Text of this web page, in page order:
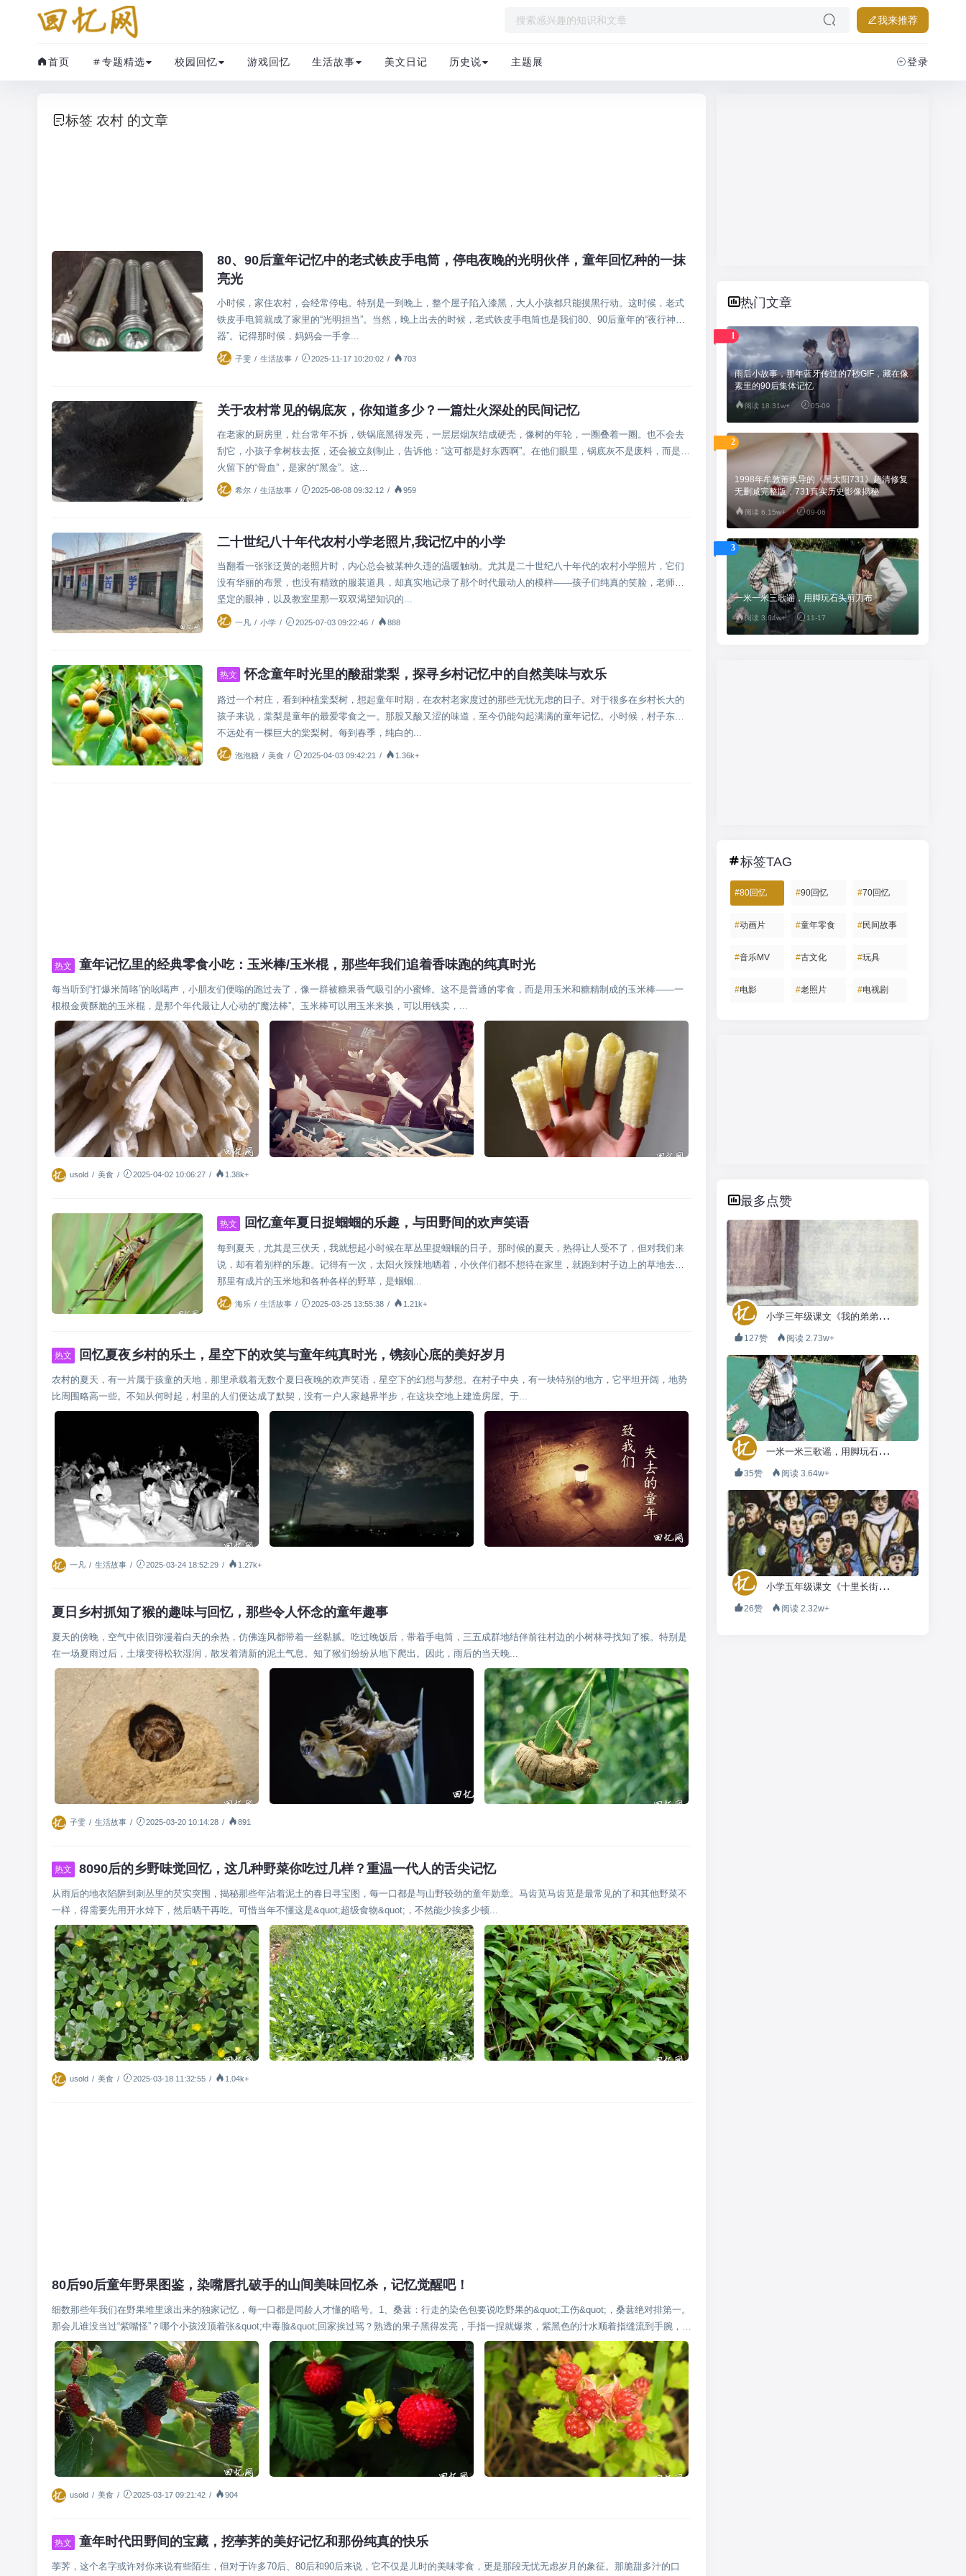
我来推荐
首页 专题精选 校园回忆 游戏回忆 生活故事 美文日记 历史说 主题展 登录
标签 农村 的文章
生活故事
80、90后童年记忆中的老式铁皮手电筒，停电夜晚的光明伙伴，童年回忆种的一抹
亮光
小时候，家住农村，会经常停电。特别是一到晚上，整个屋子陷入漆黑，大人小孩都只能摸黑行动。这时候，老式
铁皮手电筒就成了家里的“光明担当”。当然，晚上出去的时候，老式铁皮手电筒也是我们80、90后童年的“夜行神
器”。记得那时候，妈妈会一手拿...
子雯 / 生活故事 / 2025-11-17 10:20:02 / 703
生活故事
关于农村常见的锅底灰，你知道多少？一篇灶火深处的民间记忆
在老家的厨房里，灶台常年不拆，铁锅底黑得发亮，一层层烟灰结成硬壳，像树的年轮，一圈叠着一圈。也不会去
刮它，小孩子拿树枝去抠，还会被立刻制止，告诉他：“这可都是好东西啊”。在他们眼里，锅底灰不是废料，而是灶
火留下的“骨血”，是家的“黑金”。这...
希尔 / 生活故事 / 2025-08-08 09:32:12 / 959
小学
二十世纪八十年代农村小学老照片,我记忆中的小学
当翻看一张张泛黄的老照片时，内心总会被某种久违的温暖触动。尤其是二十世纪八十年代的农村小学照片，它们
没有华丽的布景，也没有精致的服装道具，却真实地记录了那个时代最动人的模样——孩子们纯真的笑脸，老师们
坚定的眼神，以及教室里那一双双渴望知识的...
一凡 / 小学 / 2025-07-03 09:22:46 / 888
美食
热文 怀念童年时光里的酸甜棠梨，探寻乡村记忆中的自然美味与欢乐
路过一个村庄，看到种植棠梨树，想起童年时期，在农村老家度过的那些无忧无虑的日子。对于很多在乡村长大的
孩子来说，棠梨是童年的最爱零食之一。那股又酸又涩的味道，至今仍能勾起满满的童年记忆。小时候，村子东边
不远处有一棵巨大的棠梨树。每到春季，纯白的...
泡泡糖 / 美食 / 2025-04-03 09:42:21 / 1.36k+
热文 童年记忆里的经典零食小吃：玉米棒/玉米棍，那些年我们追着香味跑的纯真时光
每当听到“打爆米筒咯”的吆喝声，小朋友们便嗡的跑过去了，像一群被糖果香气吸引的小蜜蜂。这不是普通的零食，而是用玉米和糖精制成的玉米棒——一
根根金黄酥脆的玉米棍，是那个年代最让人心动的“魔法棒”。玉米棒可以用玉米来换，可以用钱卖，...
usold / 美食 / 2025-04-02 10:06:27 / 1.38k+
生活故事
热文 回忆童年夏日捉蝈蝈的乐趣，与田野间的欢声笑语
每到夏天，尤其是三伏天，我就想起小时候在草丛里捉蝈蝈的日子。那时候的夏天，热得让人受不了，但对我们来
说，却有着别样的乐趣。记得有一次，太阳火辣辣地晒着，小伙伴们都不想待在家里，就跑到村子边上的草地去。
那里有成片的玉米地和各种各样的野草，是蝈蝈...
海乐 / 生活故事 / 2025-03-25 13:55:38 / 1.21k+
热文 回忆夏夜乡村的乐土，星空下的欢笑与童年纯真时光，镌刻心底的美好岁月
农村的夏天，有一片属于孩童的天地，那里承载着无数个夏日夜晚的欢声笑语，星空下的幻想与梦想。在村子中央，有一块特别的地方，它平坦开阔，地势
比周围略高一些。不知从何时起，村里的人们便达成了默契，没有一户人家越界半步，在这块空地上建造房屋。于...
一凡 / 生活故事 / 2025-03-24 18:52:29 / 1.27k+
夏日乡村抓知了猴的趣味与回忆，那些令人怀念的童年趣事
夏天的傍晚，空气中依旧弥漫着白天的余热，仿佛连风都带着一丝黏腻。吃过晚饭后，带着手电筒，三五成群地结伴前往村边的小树林寻找知了猴。特别是
在一场夏雨过后，土壤变得松软湿润，散发着清新的泥土气息。知了猴们纷纷从地下爬出。因此，雨后的当天晚...
子雯 / 生活故事 / 2025-03-20 10:14:28 / 891
热文 8090后的乡野味觉回忆，这几种野菜你吃过几样？重温一代人的舌尖记忆
从雨后的地衣陷阱到刺丛里的芡实突围，揭秘那些年沾着泥土的春日寻宝图，每一口都是与山野较劲的童年勋章。马齿苋马齿苋是最常见的了和其他野菜不
一样，得需要先用开水焯下，然后晒干再吃。可惜当年不懂这是&quot;超级食物&quot;，不然能少挨多少顿...
usold / 美食 / 2025-03-18 11:32:55 / 1.04k+
80后90后童年野果图鉴，染嘴唇扎破手的山间美味回忆杀，记忆觉醒吧！
细数那些年我们在野果堆里滚出来的独家记忆，每一口都是同龄人才懂的暗号。1、桑葚：行走的染色包要说吃野果的&quot;工伤&quot;，桑葚绝对排第一。
那会儿谁没当过“紫嘴怪”？哪个小孩没顶着张&quot;中毒脸&quot;回家挨过骂？熟透的果子黑得发亮，手指一捏就爆浆，紫黑色的汁水顺着指缝流到手腕，最
要命的是校服口袋，...
usold / 美食 / 2025-03-17 09:21:42 / 904
热文 童年时代田野间的宝藏，挖荸荠的美好记忆和那份纯真的快乐
荸荠，这个名字或许对你来说有些陌生，但对于许多70后、80后和90后来说，它不仅是儿时的美味零食，更是那段无忧无虑岁月的象征。那脆甜多汁的口
热门文章
1
雨后小故事，那年蓝牙传过的7秒GIF，藏在像
素里的90后集体记忆
阅读 18.31w+ 05-09
2
1998年牟敦芾执导的《黑太阳731》超清修复
无删减完整版，731真实历史影像揭秘
阅读 6.15w+ 09-06
3
一米一米三歌谣，用脚玩石头剪刀布
阅读 3.64w+ 11-17
标签TAG
#80回忆 #90回忆 #70回忆
#动画片 #童年零食 #民间故事
#音乐MV #古文化 #玩具
#电影 #老照片 #电视剧
最多点赞
小
学三年级课文《我的弟弟小萝卜头》
127赞 阅读 2.73w+
一
米一米三歌谣，用脚玩石头剪刀布
35赞 阅读 3.64w+
小
学五年级课文《十里长街送总理》
26赞 阅读 2.32w+